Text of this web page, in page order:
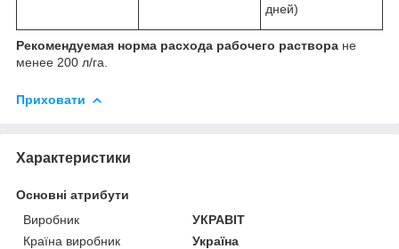
дней)
Рекомендуемая норма расхода рабочего раствора не
менее 200 л/га.
Приховати
Характеристики
Основні атрибути
Виробник
УКРАВІТ
Країна виробник
Україна